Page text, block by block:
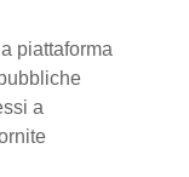
piattaforma
a